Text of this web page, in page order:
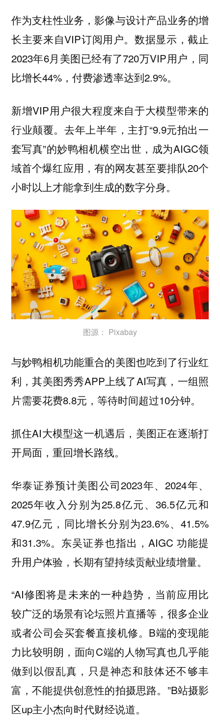
作为支柱性业务，影像与设计产品业务的增
长主要来自VIP订阅用户。数据显示，截止
2023年6月美图已经有了720万VIP用户，同
比增长44%，付费渗透率达到2.9%。
新增VIP用户很大程度来自于大模型带来的
行业颠覆。去年上半年，主打“9.9元拍出一
套写真”的妙鸭相机横空出世，成为AIGC领
域首个爆红应用，有的网友甚至要排队20个
小时以上才能拿到生成的数字分身。
图源： Pixabay
与妙鸭相机功能重合的美图也吃到了行业红
利，其美图秀秀APP上线了AI写真，一组照
片需要花费8.8元，等待时间超过10分钟。
抓住AI大模型这一机遇后，美图正在逐渐打
开局面，重回增长路线。
华泰证券预计美图公司2023年、2024年、
2025年收入分别为25.8亿元、36.5亿元和
47.9亿元，同比增长分别为23.6%、41.5%
和31.3%。东吴证券也指出，AIGC 功能提
升用户体验，长期有望持续贡献业绩增量。
“AI修图将是未来的一种趋势，当前应用比
较广泛的场景有论坛照片直播等，很多企业
或者公司会买套餐直接机修。B端的变现能
力比较明朗，面向C端的人物写真也几乎能
做到以假乱真，只是神态和肢体还不够丰
富，不能提供创意性的拍摄思路。”B站摄影
区up主小杰向时代财经说道。